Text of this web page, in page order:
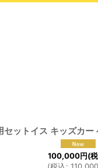
セットイス キッズカ
100,000円(